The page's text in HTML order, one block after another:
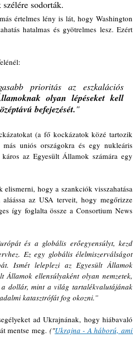
sodorták.
értelmes lény is lát, hogy Washington
hatalmas és gyötrelmes lesz. Ezért
prioritás az eszkalációs
olyan lépéseket kell
befejezését."
(a fő kockázatok közé tartozik
uniós országokra és egy nukleáris
az Egyesült Államok számára egy
hogy a szankciók visszahatása
az USA terveit, hogy megőrizze
így foglalta össze a Consortium News
és a globális erőegyensúlyt, kezd
Ez egy globális élelmiszerválságot
Ismét leleplezi az Egyesült Államok
Államok ellensúlyaként olyan nemzetek,
dollár, mint a világ tartalékvalutájának
katasztrófát fog okozni.”
ad Ukrajnának, hogy hiábavaló
mentse meg. ("Ukrajna - A háború, ami